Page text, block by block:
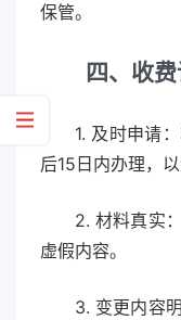
保管。
四、收
1. 及时申请
后15日内办理，
2. 材料真实
虚假内容。
3. 变更内容